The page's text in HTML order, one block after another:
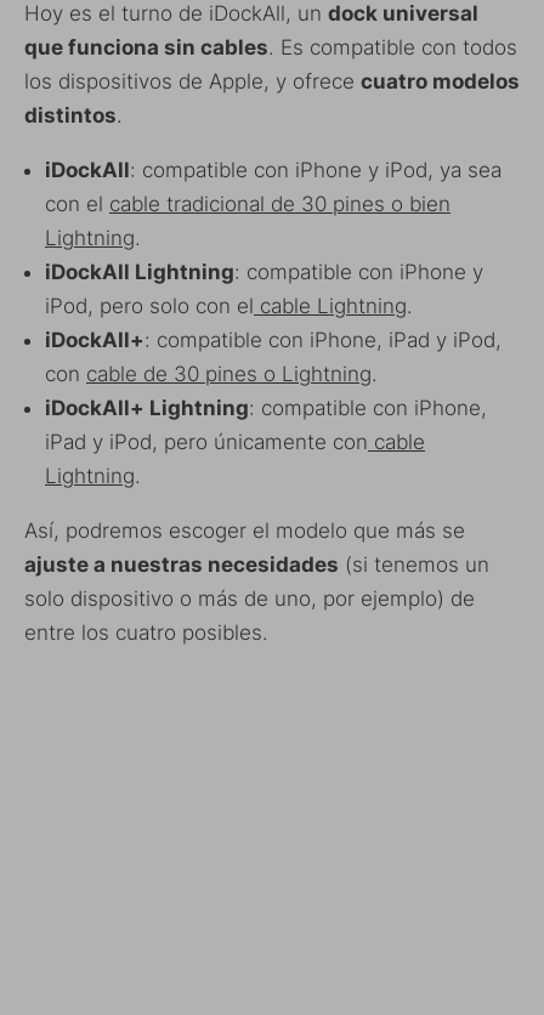
Hoy es el turno de iDockAll, un dock universal
que funciona sin cables. Es compatible con todos
los dispositivos de Apple, y ofrece cuatro modelos
distintos.
iDockAll: compatible con iPhone y iPod, ya sea
con el cable tradicional de 30 pines o bien
Lightning.
iDockAll Lightning: compatible con iPhone y
iPod, pero solo con el cable Lightning.
iDockAll+: compatible con iPhone, iPad y iPod,
con cable de 30 pines o Lightning.
iDockAll+ Lightning: compatible con iPhone,
iPad y iPod, pero únicamente con cable
Lightning.
Así, podremos escoger el modelo que más se
ajuste a nuestras necesidades (si tenemos un
solo dispositivo o más de uno, por ejemplo) de
entre los cuatro posibles.